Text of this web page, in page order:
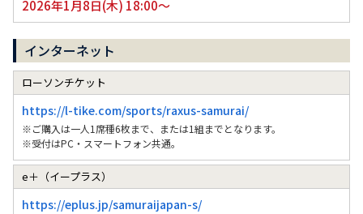
2026年1月8日(木) 18:00～
インターネット
ローソンチケット
https://l-tike.com/sports/raxus-samurai/
※ご購入は一人1席種6枚まで、または1組までとなります。
※受付はPC・スマートフォン共通。
e＋（イープラス）
https://eplus.jp/samuraijapan-s/